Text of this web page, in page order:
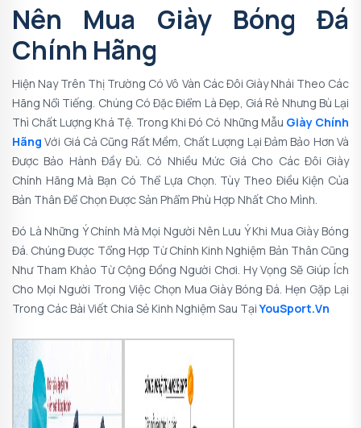
Nên Mua Giày Bóng Đá
Chính Hãng
Hiện Nay Trên Thị Trường Có Vô Vàn Các Đôi Giày Nhái Theo Các
Hãng Nổi Tiếng. Chúng Có Đặc Điểm Là Đẹp, Giá Rẻ Nhưng Bù Lại
Thì Chất Lượng Khá Tệ. Trong Khi Đó Có Những Mẫu Giày Chính
Hãng Với Giá Cả Cũng Rất Mềm, Chất Lượng Lại Đảm Bảo Hơn Và
Được Bảo Hành Đầy Đủ. Có Nhiều Mức Giá Cho Các Đôi Giày
Chính Hãng Mà Bạn Có Thể Lựa Chọn. Tùy Theo Điều Kiện Của
Bản Thân Để Chọn Được Sản Phẩm Phù Hợp Nhất Cho Mình.
Đó Là Những Ý Chính Mà Mọi Người Nên Lưu Ý Khi Mua Giày Bóng
Đá. Chúng Được Tổng Hợp Từ Chính Kinh Nghiệm Bản Thân Cũng
Như Tham Khảo Từ Cộng Đồng Người Chơi. Hy Vọng Sẽ Giúp Ích
Cho Mọi Người Trong Việc Chọn Mua Giày Bóng Đá. Hẹn Gặp Lại
Trong Các Bài Viết Chia Sẻ Kinh Nghiệm Sau TạiYouSport.vn